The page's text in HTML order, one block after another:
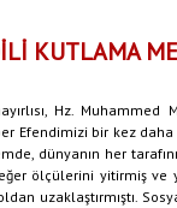
KUTLAMA
Hz. Muhammed
Efendimizi bir kez
dünyanın her
ölçülerini yitirmiş ve
uzaklaştırmıştı.